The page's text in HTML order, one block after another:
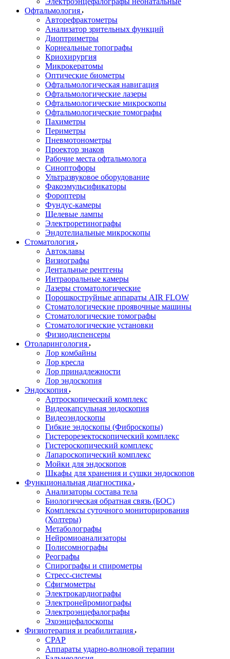
Офтальмология
Авторефрактометры
Анализатор зрительных функций
Диоптриметры
Корнеальные топографы
Криохирургия
Микрокератомы
Оптические биометры
Офтальмологическая навигация
Офтальмологические лазеры
Офтальмологические микроскопы
Офтальмологические томографы
Пахиметры
Периметры
Пневмотонометры
Проектор знаков
Рабочие места офтальмолога
Синоптофоры
Ультразвуковое оборудование
Факоэмульсификаторы
Фороптеры
Фундус-камеры
Щелевые лампы
Электроретинографы
Эндотелиальные микроскопы
Стоматология
Автоклавы
Визиографы
Дентальные рентгены
Интраоральные камеры
Лазеры стоматологические
Порошкоструйные аппараты AIR FLOW
Стоматологические проявочные машины
Стоматологические томографы
Стоматологические установки
Физиодиспенсеры
Отоларингология
Лор комбайны
Лор кресла
Лор принадлежности
Лор эндоскопия
Эндоскопия
Артроскопический комплекс
Видеокапсульная эндоскопия
Видеоэндоскопы
Гибкие эндоскопы (Фиброcкопы)
Гистерорезектоскопический комплекс
Гистероскопический комплекс
Лапароскопический комплекс
Мойки для эндоскопов
Шкафы для хранения и сушки эндоскопов
Функциональная диагностика
Анализаторы состава тела
Биологическая обратная связь (БОС)
Комплексы суточного мониторирования
(Холтеры)
Метаболографы
Нейромиоанализаторы
Полисомнографы
Реографы
Спирографы и спирометры
Стресс-системы
Сфигмометры
Электрокардиографы
Электронейромиографы
Электроэнцефалографы
Эхоэнцефалоскопы
Физиотерапия и реабилитация
CPAP
Аппараты ударно-волновой терапии